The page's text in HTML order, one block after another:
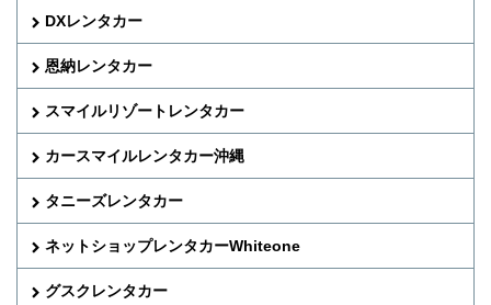
DXレンタカー
恩納レンタカー
スマイルリゾートレンタカー
カースマイルレンタカー沖縄
タニーズレンタカー
ネットショップレンタカーWhiteone
グスクレンタカー